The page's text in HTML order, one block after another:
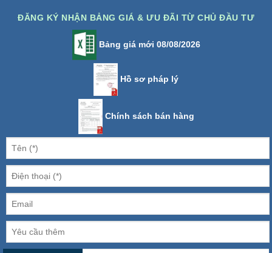
ĐĂNG KÝ NHẬN BẢNG GIÁ & ƯU ĐÃI TỪ CHỦ ĐẦU TƯ
Bảng giá mới 08/08/2026
Hồ sơ pháp lý
Chính sách bán hàng